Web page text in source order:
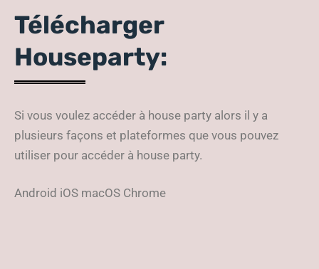
Télécharger
Houseparty:
Si vous voulez accéder à house party alors il y a
plusieurs façons et plateformes que vous pouvez
utiliser pour accéder à house party.
Android iOS macOS Chrome